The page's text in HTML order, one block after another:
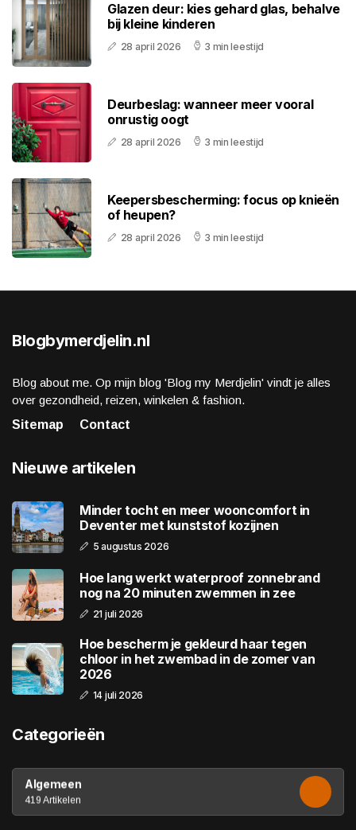
Glazen deur: kies gehard glas, behalve
bij kleine kinderen
28 april 2026 3 min leestijd
Deurbeslag: wanneer meer vooral
onrustig oogt
28 april 2026 3 min leestijd
Keepersbescherming: focus op knieën
of heupen?
28 april 2026 3 min leestijd
Blogbymerdjelin.nl
Blog about me. Op mijn blog 'Blog my Merdjelin' vindt je alles
over gezondheid, reizen, winkelen & fashion.
Sitemap
Contact
Nieuwe artikelen
Minder tocht en meer wooncomfort in
Deventer met kunststof kozijnen
5 augustus 2026
Hoe lang werkt waterproof zonnebrand
nog na 20 minuten zwemmen in zee
21 juli 2026
Hoe bescherm je gekleurd haar tegen
chloor in het zwembad in de zomer van
2026
14 juli 2026
Categorieën
Algemeen
419 Artikelen